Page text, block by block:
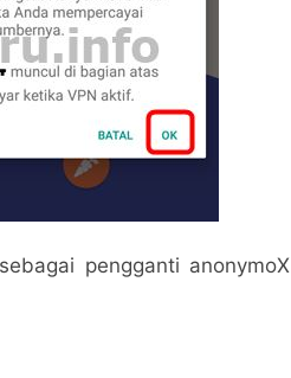
pengganti anonymoX